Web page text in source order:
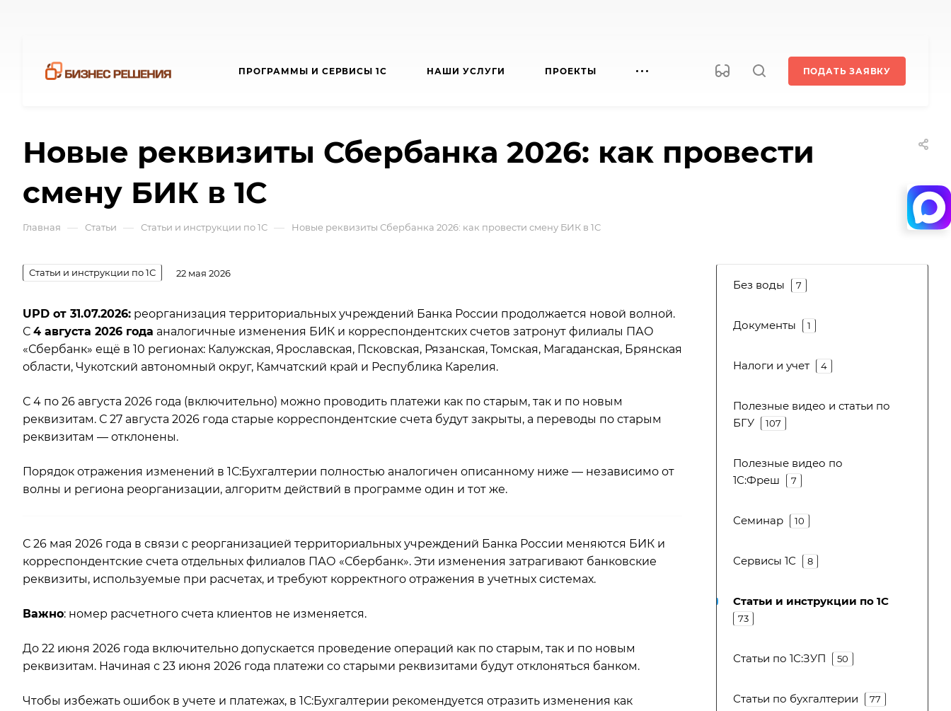
ПРОГРАММЫ И СЕРВИСЫ 1С НАШИ УСЛУГИ ПРОЕКТЫ ПОДАТЬ ЗАЯВКУ
Новые реквизиты Сбербанка 2026: как провести
смену БИК в 1С
Главная — Статьи — Статьи и инструкции по 1С — Новые реквизиты Сбербанка 2026: как провести смену БИК в 1С
Статьи и инструкции по 1С 22 мая 2026
UPD от 31.07.2026: реорганизация территориальных учреждений Банка России продолжается новой волной.
С 4 августа 2026 года аналогичные изменения БИК и корреспондентских счетов затронут филиалы ПАО
«Сбербанк» ещё в 10 регионах: Калужская, Ярославская, Псковская, Рязанская, Томская, Магаданская, Брянская
области, Чукотский автономный округ, Камчатский край и Республика Карелия.
С 4 по 26 августа 2026 года (включительно) можно проводить платежи как по старым, так и по новым
реквизитам. С 27 августа 2026 года старые корреспондентские счета будут закрыты, а переводы по старым
реквизитам — отклонены.
Порядок отражения изменений в 1С:Бухгалтерии полностью аналогичен описанному ниже — независимо от
волны и региона реорганизации, алгоритм действий в программе один и тот же.
С 26 мая 2026 года в связи с реорганизацией территориальных учреждений Банка России меняются БИК и
корреспондентские счета отдельных филиалов ПАО «Сбербанк». Эти изменения затрагивают банковские
реквизиты, используемые при расчетах, и требуют корректного отражения в учетных системах.
Важно: номер расчетного счета клиентов не изменяется.
До 22 июня 2026 года включительно допускается проведение операций как по старым, так и по новым
реквизитам. Начиная с 23 июня 2026 года платежи со старыми реквизитами будут отклоняться банком.
Чтобы избежать ошибок в учете и платежах, в 1С:Бухгалтерии рекомендуется отразить изменения как
Без воды 7
Документы 1
Налоги и учет 4
Полезные видео и статьи по
БГУ
107
Полезные видео по
1С:Фреш
7
Семинар 10
Сервисы 1С 8
Статьи и инструкции по 1С
73
Статьи по 1С:ЗУП 50
Статьи по бухгалтерии 77